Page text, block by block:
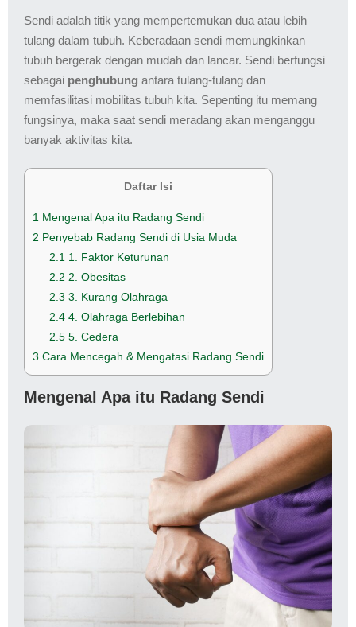
Sendi adalah titik yang mempertemukan dua atau lebih
tulang dalam tubuh. Keberadaan sendi memungkinkan
tubuh bergerak dengan mudah dan lancar. Sendi berfungsi
sebagai penghubung antara tulang-tulang dan
memfasilitasi mobilitas tubuh kita. Sepenting itu memang
fungsinya, maka saat sendi meradang akan menganggu
banyak aktivitas kita.
Daftar Isi
1 Mengenal Apa itu Radang Sendi
2 Penyebab Radang Sendi di Usia Muda
2.1 1. Faktor Keturunan
2.2 2. Obesitas
2.3 3. Kurang Olahraga
2.4 4. Olahraga Berlebihan
2.5 5. Cedera
3 Cara Mencegah & Mengatasi Radang Sendi
Mengenal Apa itu Radang Sendi